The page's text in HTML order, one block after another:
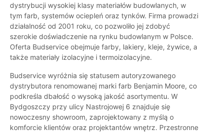
dystrybucji wysokiej klasy materiałów budowlanych, w
tym farb, systemów ociepleń oraz tynków. Firma prowadzi
działalność od 2001 roku, co pozwoliło jej zdobyć
szerokie doświadczenie na rynku budowlanym w Polsce.
Oferta Budservice obejmuje farby, lakiery, kleje, żywice, a
także materiały izolacyjne i termoizolacyjne.
Budservice wyróżnia się statusem autoryzowanego
dystrybutora renomowanej marki farb Benjamin Moore, co
podkreśla dbałość o wysoką jakość asortymentu. W
Bydgoszczy przy ulicy Nastrojowej 6 znajduje się
nowoczesny showroom, zaprojektowany z myślą o
komforcie klientów oraz projektantów wnętrz. Przestronne